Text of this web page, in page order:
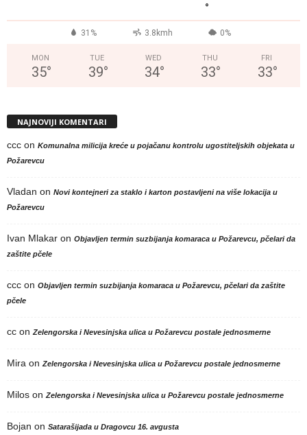
°
31% 3.8kmh 0%
MON
35°
TUE
39°
WED
34°
THU
33°
FRI
33°
NAJNOVIJI KOMENTARI
ccc on Komunalna milicija kreće u pojačanu kontrolu ugostiteljskih objekata u
Požarevcu
Vladan on Novi kontejneri za staklo i karton postavljeni na više lokacija u
Požarevcu
Ivan Mlakar on Objavljen termin suzbijanja komaraca u Požarevcu, pčelari da
zaštite pčele
ccc on Objavljen termin suzbijanja komaraca u Požarevcu, pčelari da zaštite
pčele
cc on Zelengorska i Nevesinjska ulica u Požarevcu postale jednosmerne
Mira on Zelengorska i Nevesinjska ulica u Požarevcu postale jednosmerne
Milos on Zelengorska i Nevesinjska ulica u Požarevcu postale jednosmerne
Bojan on Satarašijada u Dragovcu 16. avgusta